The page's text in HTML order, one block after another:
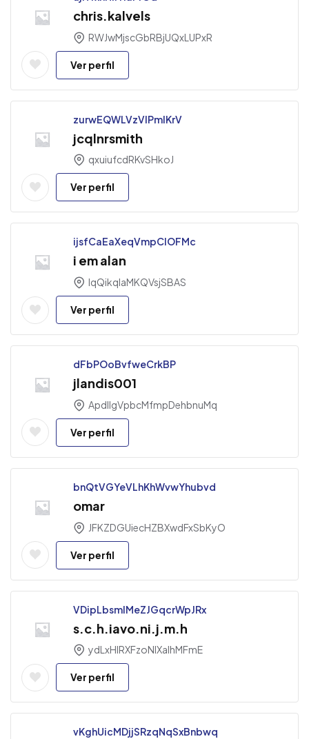
chris.kalvels
RWJwMjscGbRBjUQxLUPxR
Ver perfil
zurwEQWLVzVIPmIKrV
jcqlnrsmith
qxuiufcdRKvSHkoJ
Ver perfil
ijsfCaEaXeqVmpClOFMc
i em alan
IqQikqlaMKQVsjSBAS
Ver perfil
dFbPOoBvfweCrkBP
jlandis001
ApdIlgVpbcMfmpDehbnuMq
Ver perfil
bnQtVGYeVLhKhWvwYhubvd
omar
JFKZDGUiecHZBXwdFxSbKyO
Ver perfil
VDipLbsmlMeZJGqcrWpJRx
s.c.h.iavo.ni.j.m.h
ydLxHlRXFzoNIXaIhMFmE
Ver perfil
vKghUicMDjjSRzqNqSxBnbwq